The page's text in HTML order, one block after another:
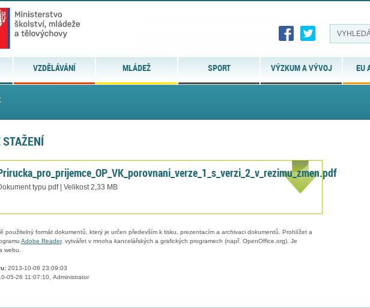
VZDĚLÁVÁNÍ MLÁDEŽ SPORT VÝZKUM A VÝVOJ EU
STAŽENÍ
typu pdf | Velikost 2,33 MB
použitelný formát dokumentů, který je určen především k tisku, prezentacím a archivaci dokumentů. Prohlížet a
Adobe Reader, vytvářet v mnoha kancelářských a grafických programech (např. OpenOffice.org). Je
webu.
2013-10-08 23:09:03
05-26 11:07:10, Administrator